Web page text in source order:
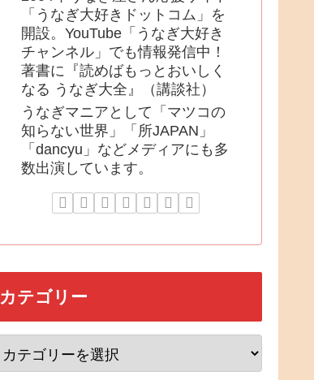
「うなぎ大好きドットコム」を
開設。YouTube「うなぎ大好き
チャンネル」でも情報発信中！
著書に『読めばもっとおいしく
なる うなぎ大全』（講談社）
うなぎマニアとして「マツコの
知らない世界」「所JAPAN」
「dancyu」などメディアにも多
数出演しています。
カテゴリー